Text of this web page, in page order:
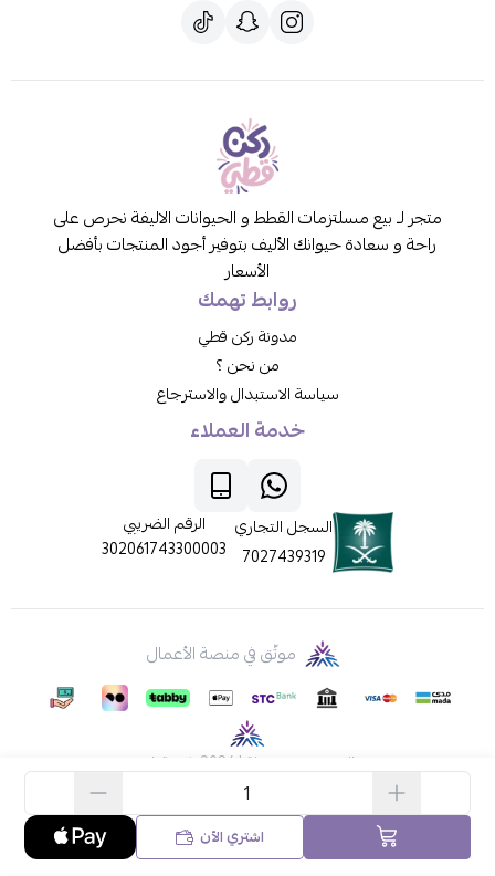
اشتري الآن
متجر لـ بيع مسلتزمات القطط و الحيوانات الاليفة نحرص على
راحة و سعادة حيوانك الأليف بتوفير أجود المنتجات بأفضل
الأسعار
روابط تهمك
مدونة ركن قطي
من نحن ؟
سياسة الاستبدال والاسترجاع
خدمة العملاء
السجل التجاري
7027439319
الرقم الضريبي
302061743300003
موثّق في منصة الأعمال
الحقوق محفوظة | 2026 ركن قطي